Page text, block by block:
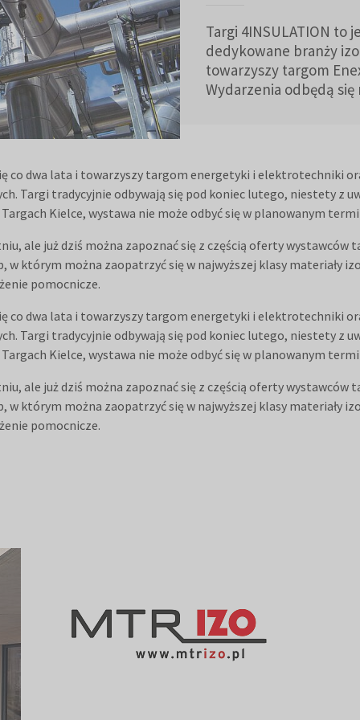
Targi 4INSULATION to
dedykowane branży
towarzyszy targom
Wydarzenia odbędą się
co dwa lata i towarzyszy targom energetyki i elektrotechniki
Targi tradycyjnie odbywają się pod koniec lutego, niestety z
Kielce, wystawa nie może odbyć się w planowanym
ale już dziś można zapoznać się z częścią oferty wystawców
w którym można zaopatrzyć się w najwyższej klasy materiały
pomocnicze.
co dwa lata i towarzyszy targom energetyki i elektrotechniki
Targi tradycyjnie odbywają się pod koniec lutego, niestety z
Kielce, wystawa nie może odbyć się w planowanym
ale już dziś można zapoznać się z częścią oferty wystawców
w którym można zaopatrzyć się w najwyższej klasy materiały
pomocnicze.